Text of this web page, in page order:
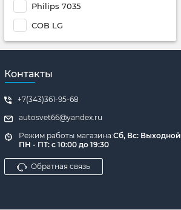
Philips 7035
COB LG
Контакты
+7(343)361-95-68
autosvet66@yandex.ru
Режим работы магазина:
ПН - ПТ: с 10:00 до 19:30
Сб, Вс: Выходной
Обратная связь